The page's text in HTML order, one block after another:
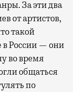
За эти два
от артистов,
такой
в России — они
во время
общаться
по